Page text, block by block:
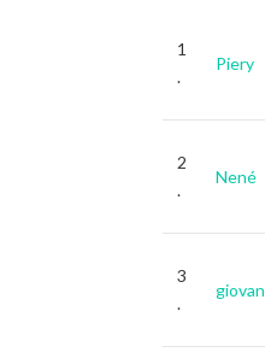
1
.
Piery
2
.
Nené
3
.